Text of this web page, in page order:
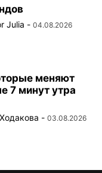
Julia - 04.08.2026
меняют
7 минут утра
- 03.08.2026